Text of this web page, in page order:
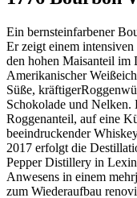
Ein bernsteinfarbener
Er zeigt einem
den hohen Maisanteil im
Amerikanischer
Süße,
Schokolade und Nelken.
Roggenanteil, auf eine
beeindruckender
2017 erfolgt die
Pepper Distillery in
Anwesens in einem
zum Wiederaufbau